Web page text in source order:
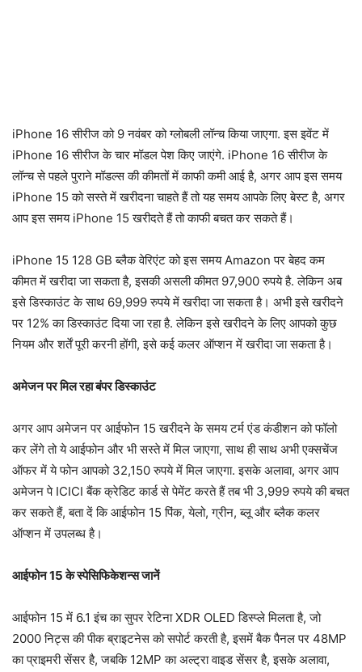
iPhone 16 सीरीज को 9 नवंबर को ग्लोबली लॉन्च किया जाएगा. इस इवेंट में
iPhone 16 सीरीज के चार मॉडल पेश किए जाएंगे. iPhone 16 सीरीज के
लॉन्च से पहले पुराने मॉडल्स की कीमतों में काफी कमी आई है, अगर आप इस समय
iPhone 15 को सस्ते में खरीदना चाहते हैं तो यह समय आपके लिए बेस्ट है, अगर
आप इस समय iPhone 15 खरीदते हैं तो काफी बचत कर सकते हैं।
iPhone 15 128 GB ब्लैक वेरिएंट को इस समय Amazon पर बेहद कम
कीमत में खरीदा जा सकता है, इसकी असली कीमत 97,900 रुपये है. लेकिन अब
इसे डिस्काउंट के साथ 69,999 रुपये में खरीदा जा सकता है। अभी इसे खरीदने
पर 12% का डिस्काउंट दिया जा रहा है. लेकिन इसे खरीदने के लिए आपको कुछ
नियम और शर्तें पूरी करनी होंगी, इसे कई कलर ऑप्शन में खरीदा जा सकता है।
अमेजन पर मिल रहा बंपर डिस्काउंट
अगर आप अमेजन पर आईफोन 15 खरीदने के समय टर्म एंड कंडीशन को फॉलो
कर लेंगे तो ये आईफोन और भी सस्ते में मिल जाएगा, साथ ही साथ अभी एक्सचेंज
ऑफर में ये फोन आपको 32,150 रुपये में मिल जाएगा. इसके अलावा, अगर आप
अमेजन पे ICICI बैंक क्रेडिट कार्ड से पेमेंट करते हैं तब भी 3,999 रुपये की बचत
कर सकते हैं, बता दें कि आईफोन 15 पिंक, येलो, ग्रीन, ब्लू और ब्लैक कलर
ऑप्शन में उपलब्ध है।
आईफोन 15 के स्पेसिफिकेशन्स जानें
आईफोन 15 में 6.1 इंच का सुपर रेटिना XDR OLED डिस्प्ले मिलता है, जो
2000 निट्स की पीक ब्राइटनेस को सपोर्ट करती है, इसमें बैक पैनल पर 48MP
का प्राइमरी सेंसर है, जबकि 12MP का अल्ट्रा वाइड सेंसर है, इसके अलावा,